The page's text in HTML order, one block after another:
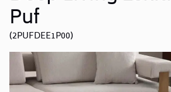
Puf
(2PUFDEE1P00)